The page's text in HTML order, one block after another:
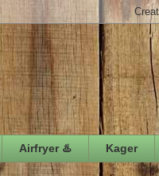
Airfryer ♨️ Kager